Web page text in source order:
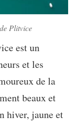
Plitvice
est un
et les
de la
beaux et
hiver, jaune et